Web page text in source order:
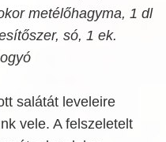
metélőhagyma, 1 dl
só, 1 ek.
salátát leveleire
vele. A felszeletelt